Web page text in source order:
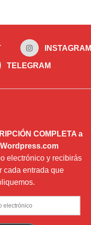
INSTAGRAM
TELEGRAM
COMPLETA a
electrónico y recibirás
cada entrada que